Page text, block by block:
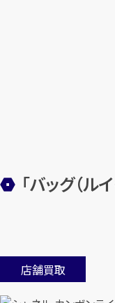
「バッグ（ル
店舗買取